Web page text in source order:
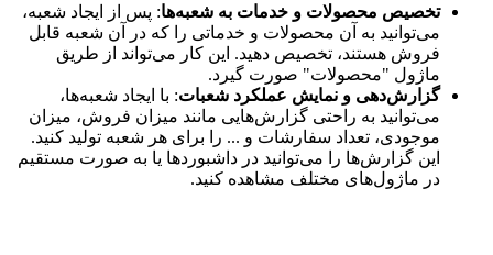
تخصیص محصولات و خدمات به شعبه‌ها: پس از ایجاد شعبه،
می‌توانید به آن محصولات و خدماتی را که در آن شعبه قابل
فروش هستند، تخصیص دهید. این کار می‌تواند از طریق
ماژول "محصولات" صورت گیرد.
گزارش‌دهی و نمایش عملکرد شعبات: با ایجاد شعبه‌ها،
می‌توانید به راحتی گزارش‌هایی مانند میزان فروش، میزان
موجودی، تعداد سفارشات و ... را برای هر شعبه تولید کنید.
این گزارش‌ها را می‌توانید در داشبوردها یا به صورت مستقیم
در ماژول‌های مختلف مشاهده کنید.